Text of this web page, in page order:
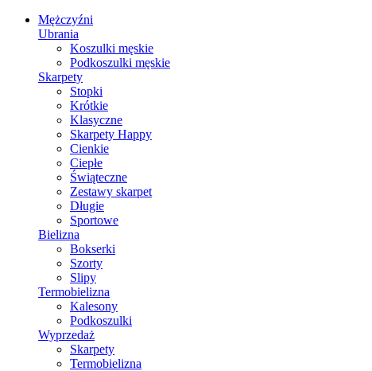
Mężczyźni
Ubrania
Koszulki męskie
Podkoszulki męskie
Skarpety
Stopki
Krótkie
Klasyczne
Skarpety Happy
Cienkie
Ciepłe
Świąteczne
Zestawy skarpet
Długie
Sportowe
Bielizna
Bokserki
Szorty
Slipy
Termobielizna
Kalesony
Podkoszulki
Wyprzedaż
Skarpety
Termobielizna